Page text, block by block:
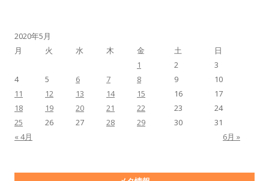
2020年5月
月
火 水 木 金 土 日
« 4月 6月 »
1 2
3
4
5 6 7 8 9
10
11
12 13 14 15 16
17
18
19 20 21 22 23
24
25
26 27 28 29 30 31